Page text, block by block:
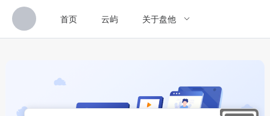
首页 云屿 关于盘他